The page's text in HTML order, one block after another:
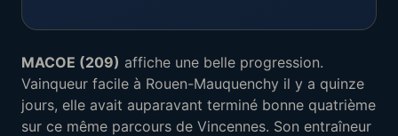
MACOE (209) affiche une belle progression.
Vainqueur facile à Rouen-Mauquenchy il y a quinze
jours, elle avait auparavant terminé bonne quatrième
sur ce même parcours de Vincennes. Son entraîneur